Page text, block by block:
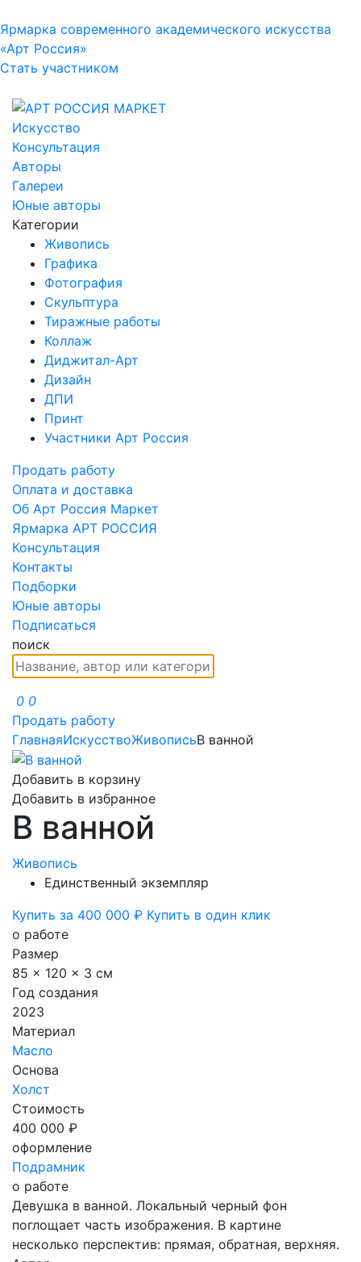
Ярмарка современного академического искусства
«Арт Россия»
Стать участником
Искусство
Консультация
Авторы
Галереи
Юные авторы
Категории
Живопись
Графика
Фотография
Скульптура
Тиражные работы
Коллаж
Диджитал-Арт
Дизайн
ДПИ
Принт
Участники Арт Россия
Продать работу
Оплата и доставка
Об Арт Россия Маркет
Ярмарка АРТ РОССИЯ
Консультация
Контакты
Подборки
Юные авторы
Подписаться
поиск
0 0
Продать работу
ГлавнаяИскусствоЖивописьВ ванной
Добавить в корзину
Добавить в избранное
В ванной
Живопись
Единственный экземпляр
Купить за 400 000 ₽ Купить в один клик
о работе
Размер
85 x 120 x 3 см
Год создания
2023
Материал
Масло
Основа
Холст
Стоимость
400 000 ₽
оформление
Подрамник
о работе
Девушка в ванной. Локальный черный фон
поглощает часть изображения. В картине
несколько перспектив: прямая, обратная, верхняя.